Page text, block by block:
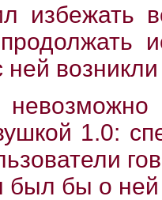
избежать
ней
1.0:
был бы о ней